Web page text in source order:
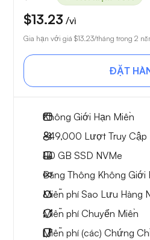
$13.23 /vì
Gia hạn với giá $13.23/tháng trong 2
ĐẶT
Không Giới Hạn Miền
~49,000 Lượt Truy Cập
110 GB SSD NVMe
Băng Thông Không Giới
Miễn phí Sao Lưu Hàng
Miễn phí Chuyển Miền
Miễn phí (các) Chứng